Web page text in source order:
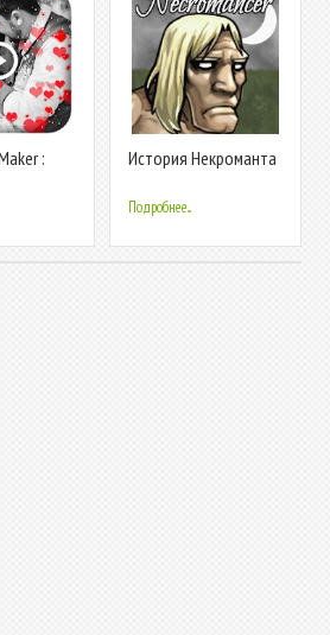
:
История Некроманта
Подробнее...